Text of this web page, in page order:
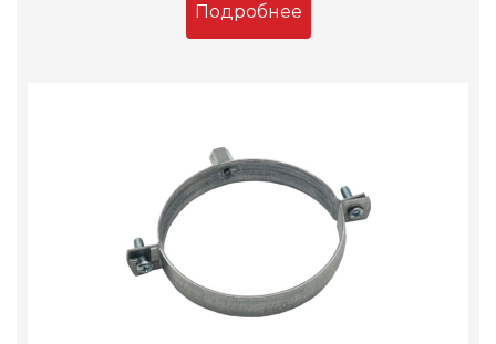
Подробнее